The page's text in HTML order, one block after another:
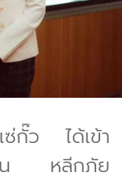
ว ได้เข้า
น หลีกภัย